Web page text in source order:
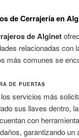
de Cerrajería en
de Alginet
relacionadas con
más comunes se
DE PUERTAS
servicios más
sus llaves dentro,
con
garantizando un